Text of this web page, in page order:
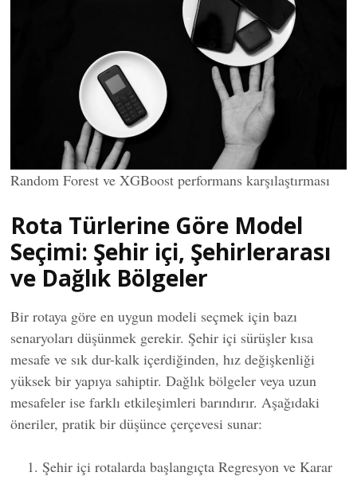
Random Forest ve XGBoost performans karşılaştırması
Rota Türlerine Göre Model
Seçimi: Şehir içi, Şehirlerarası
ve Dağlık Bölgeler
Bir rotaya göre en uygun modeli seçmek için bazı
senaryoları düşünmek gerekir. Şehir içi sürüşler kısa
mesafe ve sık dur-kalk içerdiğinden, hız değişkenliği
yüksek bir yapıya sahiptir. Dağlık bölgeler veya uzun
mesafeler ise farklı etkileşimleri barındırır. Aşağıdaki
öneriler, pratik bir düşünce çerçevesi sunar:
Şehir içi rotalarda başlangıçta Regresyon ve Karar